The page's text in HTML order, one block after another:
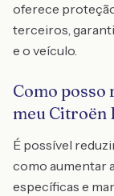
oferece
terceiros,
e o veículo.
Como posso
meu Citroën
É possível
como aumentar
específicas e